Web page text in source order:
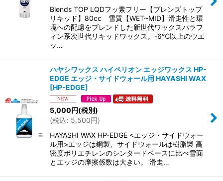
Blends TOP LQDフッ素フリー【ブレンズトップ
リキッド】80cc 雪質【WET~MID】滑走性と環
境への配慮をブレンドした新世代ワックスパラフ
ィン系次世代リキッドワックス。-6℃以上のウエ
ッ…
ハヤシワックス ハイペリオン エッジワックス HP-
EDGE エッジ・サイドウォール用 HAYASHI WAX
[HP-EDGE]
5,000円(税別)
(税込: 5,500円)
HAYASHI WAX HP-EDGE <エッジ・サイドウォー
ル用>エッジは鋼製、サイドウォールは樹脂製 高
密度ポリエチレンのシンタードベースに比べ雪面
とエッジの摩擦係数は大きい。 滑走…